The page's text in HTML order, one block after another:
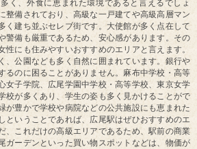
域情報
あり、日用品の買い物を済ませることができま
アもあり、生活に不自由することはないでしょ
多くあり、海鮮料理やお好み焼き、インド料理に
がありながら、広尾という高級エリアにも関わら
く、外食に恵まれた環境であると言えるでしょ
整備されており、高級な一戸建てや高級高層マン
く建ち並ぶセレブ街です。大使館が多く点在して
警備も厳重であるため、安心感があります。その
性にも住みやすいおすすめのエリアと言えます。
、公園なども多く自然に囲まれています。銀行や
るのに困ることがありません。麻布中学校・高等